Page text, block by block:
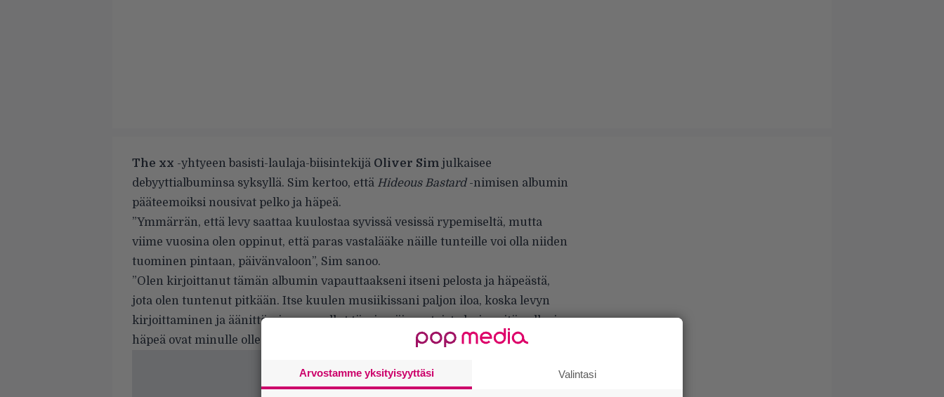
The xx -yhtyeen basisti-laulaja-biisintekijä Oliver Sim julkaisee
debyyttialbuminsa syksyllä. Sim kertoo, että Hideous Bastard-nimisen albumin
pääteemoiksi nousivat pelko ja häpeä.
”Ymmärrän, että levy saattaa kuulostaa syvissä vesissä rypemiseltä, mutta
viime vuosina olen oppinut, että paras vastalääke näille tunteille voi olla niiden
tuominen pintaan, päivänvaloon”, Sim sanoo.
”Olen kirjoittanut tämän albumin vapauttaakseni itseni pelosta ja häpeästä,
jota olen tuntenut pitkään. Itse kuulen musiikissani paljon iloa, koska levyn
kirjoittaminen ja äänittäminen on ollut täysin päinvastaista kuin mitä pelko ja
häpeä ovat minulle olleet.”
Arvostamme yksityisyyttäsi Valintasi